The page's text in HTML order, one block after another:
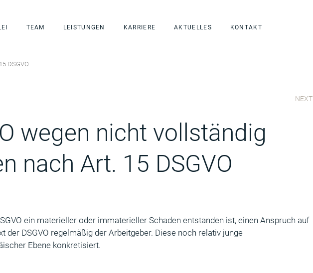
TEAM LEISTUNGEN KARRIERE AKTUELLES KONTAKT
DSGVO
NEXT
wegen nicht vollständig
nach Art. 15 DSGVO
ein materieller oder immaterieller Schaden entstanden ist, einen Anspruch auf
DSGVO regelmäßig der Arbeitgeber. Diese noch relativ junge
Ebene konkretisiert.